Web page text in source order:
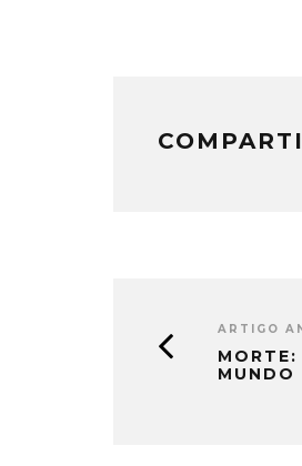
ARTIGO
MORTE:
MUNDO